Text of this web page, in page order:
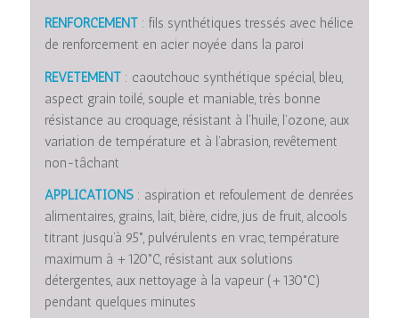
RENFORCEMENT: fils synthétiques tressés avec hélice
de renforcement en acier noyée dans la paroi
REVETEMENT: caoutchouc synthétique spécial, bleu,
aspect grain toilé, souple et maniable, très bonne
résistance au croquage, résistant à l’huile, l’ozone, aux
variation de température et à l’abrasion, revêtement
non-tâchant
APPLICATIONS: aspiration et refoulement de denrées
alimentaires, grains, lait, bière, cidre, jus de fruit, alcools
titrant jusqu’à 95°, pulvérulents en vrac, température
maximum à +120°C, résistant aux solutions
détergentes, aux nettoyage à la vapeur (+130°C)
pendant quelques minutes